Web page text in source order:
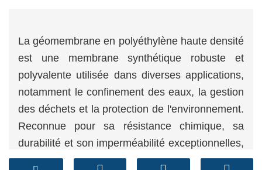
La géomembrane en polyéthylène haute densité
est une membrane synthétique robuste et
polyvalente utilisée dans diverses applications,
notamment le confinement des eaux, la gestion
des déchets et la protection de l'environnement.
Reconnue pour sa résistance chimique, sa
durabilité et son imperméabilité exceptionnelles,
elle constitue un choix judicieux pour de